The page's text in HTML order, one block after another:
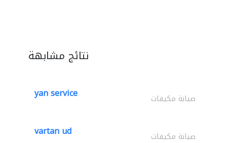
نتائج مشابهة
yan service صيانة مكيفات
vartan ud صيانة مكيفات